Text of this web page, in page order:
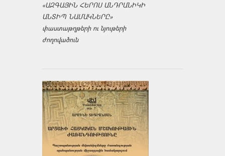
«ԱԶԳԱՅԻՆ ՀԵՐՈՍ ԱՆԴՐԱՆԻԿԻ
ԱՆՏԻՊ ՆԱՄԱԿՆԵՐԸ»
փաստաթղթերի ու նյութերի
ժողովածուն